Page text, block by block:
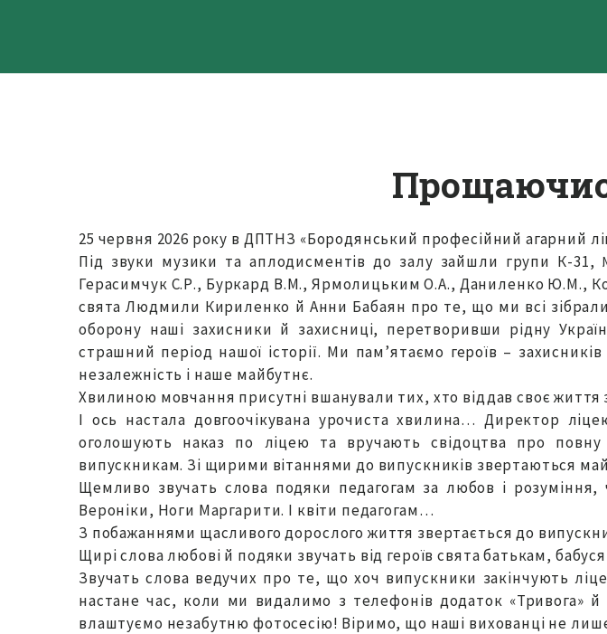
25 червня 2026 року в ДПТНЗ «Бородянський професійний агарний
Під звуки музики та аплодисментів до залу зайшли групи К-
Герасимчук С.Р., Буркард В.М., Ярмолицьким О.А., Даниленко Ю.М.,
свята Людмили Кириленко й Анни Бабаян про те, що ми всі
оборону наші захисники й захисниці, перетворивши рідну
страшний період нашої історії. Ми пам’ятаємо героїв –
незалежність і наше майбутнє.
Хвилиною мовчання присутні вшанували тих, хто віддав своє життя
І ось настала довгоочікувана урочиста хвилина… Директор
оголошують наказ по ліцею та вручають свідоцтва про повну
випускникам. Зі щирими вітаннями до випускників звертаються
Щемливо звучать слова подяки педагогам за любов і
Вероніки, Ноги Маргарити. І квіти педагогам…
З побажаннями щасливого дорослого життя звертається до
Щирі слова любові й подяки звучать від героїв свята батькам,
Звучать слова ведучих про те, що хоч випускники закінчують
настане час, коли ми видалимо з телефонів додаток «Тривога»
влаштуємо незабутню фотосесію! Віримо, що наші вихованці не